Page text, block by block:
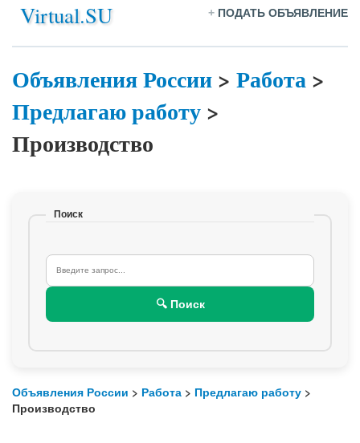
Virtual.SU + ПОДАТЬ ОБЪЯВЛЕНИЕ
Объявления России> Работа>
Предлагаю работу>
Производство
Поиск
🔍 Поиск
Объявления России > Работа > Предлагаю работу >
Производство